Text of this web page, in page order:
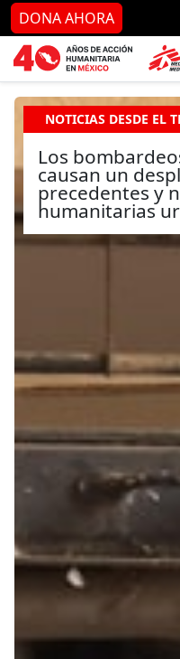
Ir al contenido principal
DONA AHORA
NOTICIAS DESDE EL
Los
causan un
precedentes y
humanitarias